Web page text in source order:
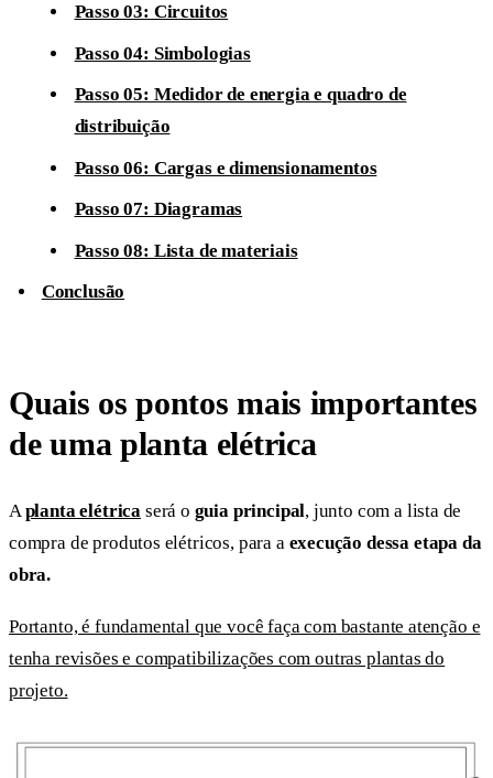
Passo 03: Circuitos
Passo 04: Simbologias
Passo 05: Medidor de energia e quadro de
distribuição
Passo 06: Cargas e dimensionamentos
Passo 07: Diagramas
Passo 08: Lista de materiais
Conclusão
Quais os pontos mais importantes
de uma planta elétrica
A planta elétrica será o guia principal, junto com a lista de
compra de produtos elétricos, para a execução dessa etapa da
obra.
Portanto, é fundamental que você faça com bastante atenção e
tenha revisões e compatibilizações com outras plantas do
projeto.